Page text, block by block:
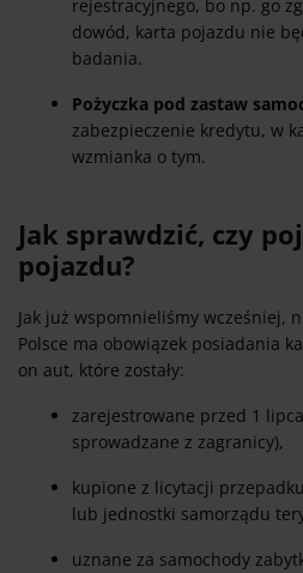
rejestracyjnego, bo np. go
dowód, karta pojazdu nie
badania.
Pożyczka pod zastaw
zabezpieczenie kredytu, w
wzmianka o tym.
Jak sprawdzić, czy
pojazdu?
Jak już wspomnieliśmy wcześniej,
Polsce ma obowiązek posiadania
on aut, które zostały:
zarejestrowane przed 1
sprowadzane z zagranicy),
kupione z licytacji
lub jednostki samorządu
uznane za samochody